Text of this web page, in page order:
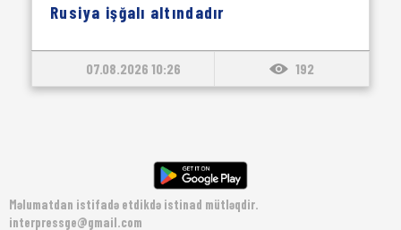
Rusiya işğalı altındadır
07.08.2026 10:26 192
Məlumatdan istifadə etdikdə istinad mütləqdir.
interpressge@gmail.com